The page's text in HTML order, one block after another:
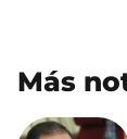
Más